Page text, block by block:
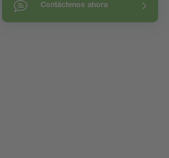
Contáctenos ahora